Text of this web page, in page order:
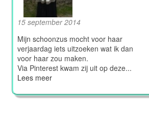
15 september 2014
Mijn schoonzus mocht voor haar
verjaardag iets uitzoeken wat ik dan
voor haar zou maken.
Via Pinterest kwam zij uit op deze...
Lees meer